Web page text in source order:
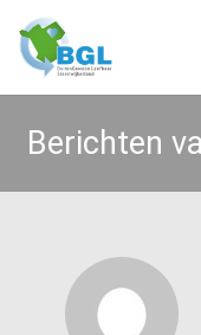
Berichten